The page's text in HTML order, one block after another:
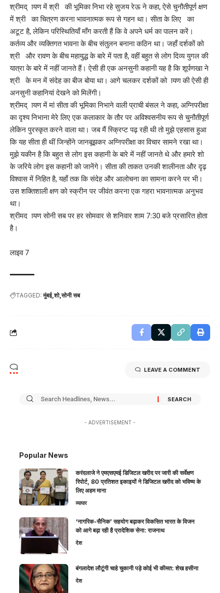
श्रीमद् ायण में श्री की भूमिका निभा रहे सुजय रेऊ ने कहा, ऐसे चुनौतीपूर्ण क्षण
में श्री का चित्रण करना भावनात्मक रूप से गहन था। सीता के लिए का
अटूट है, लेकिन परिस्थितियाँ माँग करती हैं कि वे अपने धर्म का पालन करें।
कर्तव्य और व्यक्तिगत भावना के बीच संतुलन बनाना कठिन था। जहाँ दर्शकों को
श्री और रावण के बीच महायुद्ध के बारे में पता है, वहीं बहुत से लोग दिव्य युगल की
यात्रा के बारे में नहीं जानते हैं। ऐसी ही एक अनसुनी कहानी यह है कि शूर्पणखा ने
श्री के मन में संदेह का बीज बोया था। आगे चलकर दर्शकों को ायण की ऐसी ही
अनसुनी कहानियां देखने को मिलेंगी।
श्रीमद् ायण में मां सीता की भूमिका निभाने वाली प्राची बंसल ने कहा, अग्निपरीक्षा
का दृश्य निभाना मेरे लिए एक कलाकार के तौर पर अविश्वसनीय रूप से चुनौतीपूर्ण
लेकिन पुरस्कृत करने वाला था। जब मैं स्क्रिप्ट पढ़ रही थी तो मुझे एहसास हुआ
कि यह सीता ही थीं जिन्होंने जानबूझकर अग्निपरीक्षा का विचार सामने रखा था।
मुझे यकीन है कि बहुत से लोग इस कहानी के बारे में नहीं जानते थे और हमारे शो
के जरिये लोग इस कहानी को जानेंगे। सीता की ताकत उनकी शालीनता और दृढ़
विश्वास में निहित है, यहाँ तक कि संदेह और आलोचना का सामना करने पर भी।
उस शक्तिशाली क्षण को स्क्रीन पर जीवंत करना एक गहरा भावनात्मक अनुभव
था।
श्रीमद ायण सोनी सब पर हर सोमवार से शनिवार शाम 7:30 बजे प्रसारित होता
है।
लाइव 7
TAGGED: मुंबई शो सोनी सब
LEAVE A COMMENT
- ADVERTISEMENT -
Popular News
करंदलाजे ने एमएसएमई डिजिटल खरीद पर जारी की सर्वेक्षण
रिपोर्ट, 80 प्रतिशत इकाइयों ने डिजिटल खरीद को भविष्य के
लिए अहम माना
व्यापार
‘नागरिक-सैनिक’ सहयोग बढ़ाकर विकसित भारत के विजन
को आगे बढ़ा रही है प्रादेशिक सेना: राजनाथ
देश
बंगलादेश लौटूंगी चाहे चुकानी पड़े कोई भी कीमत: शेख हसीना
देश